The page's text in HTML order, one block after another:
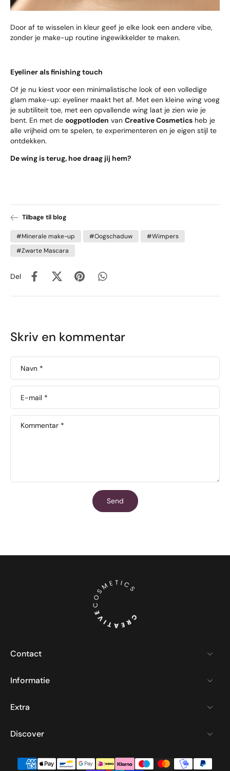
Door af te wisselen in kleur geef je elke look een andere vibe,
zonder je make-up routine ingewikkelder te maken.
Eyeliner als finishing touch
Of je nu kiest voor een minimalistische look of een volledige
glam make-up: eyeliner maakt het af. Met een kleine wing voeg
je subtiliteit toe, met een opvallende wing laat je zien wie je
bent. En met de oogpotloden van Creative Cosmetics heb je
alle vrijheid om te spelen, te experimenteren en je eigen stijl te
ontdekken.
De wing is terug, hoe draag jij hem?
Tilbage til blog
#Minerale make-up #Oogschaduw
#Wimpers
#Zwarte Mascara
Del
Skriv en kommentar
Navn *
E-mail *
Kommentar *
Send
Contact
Informatie
Extra
Discover